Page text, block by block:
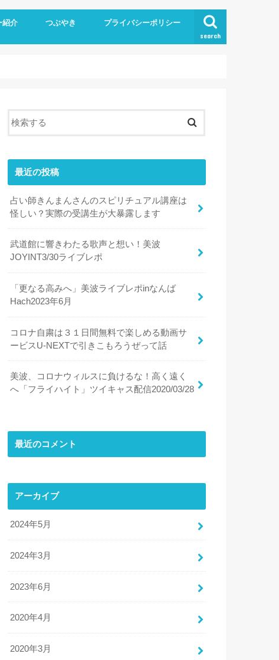
search
紹介 つぶやき プライバシーポリシー
最近の投稿
占い師きんまんさんのスピリチュアル講座は
怪しい？実際の受講生が大暴露します
武道館に響きわたる歌声と想い！美波
JOYINT3/30ライブレポ
「更なる高みへ」美波ライブレポinなんば
Hach2023年6月
コロナ自粛は３１日間無料で楽しめる動画サ
ービスU-NEXTで引きこもろうぜって話
美波、コロナウィルスに負けるな！高く遠く
へ「フライハイト」ツイキャス配信2020/03/28
最近のコメント
アーカイブ
2024年5月
2024年3月
2023年6月
2020年4月
2020年3月